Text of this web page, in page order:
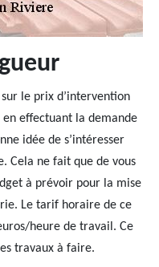
le prix d’intervention
en effectuant la demande
idée de s’intéresser
Cela ne fait que de vous
à prévoir pour la mise
Le tarif horaire de ce
heure de travail. Ce
travaux à faire.